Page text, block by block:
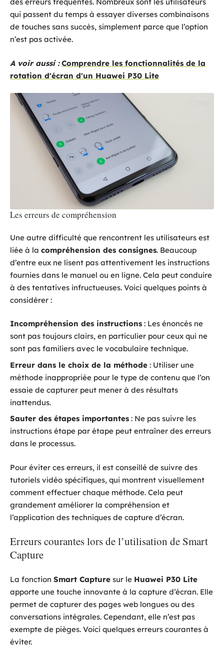
qui passent du temps à essayer diverses combinaisons
de touches sans succès, simplement parce que l’option
n’est pas activée.
A voir aussi : Comprendre les fonctionnalités de la
rotation d'écran d'un Huawei P30 Lite
Les erreurs de compréhension
Une autre difficulté que rencontrent les utilisateurs est
liée à la compréhension des consignes. Beaucoup
d’entre eux ne lisent pas attentivement les instructions
fournies dans le manuel ou en ligne. Cela peut conduire
à des tentatives infructueuses. Voici quelques points à
considérer :
Incompréhension des instructions : Les énoncés ne
sont pas toujours clairs, en particulier pour ceux qui ne
sont pas familiers avec le vocabulaire technique.
Erreur dans le choix de la méthode : Utiliser une
méthode inappropriée pour le type de contenu que l’on
essaie de capturer peut mener à des résultats
inattendus.
Sauter des étapes importantes : Ne pas suivre les
instructions étape par étape peut entraîner des erreurs
dans le processus.
Pour éviter ces erreurs, il est conseillé de suivre des
tutoriels vidéo spécifiques, qui montrent visuellement
comment effectuer chaque méthode. Cela peut
grandement améliorer la compréhension et
l’application des techniques de capture d’écran.
Erreurs courantes lors de l’utilisation de Smart
Capture
La fonction Smart Capture sur le Huawei P30 Lite
apporte une touche innovante à la capture d’écran. Elle
permet de capturer des pages web longues ou des
conversations intégrales. Cependant, elle n’est pas
exempte de pièges. Voici quelques erreurs courantes à
éviter.